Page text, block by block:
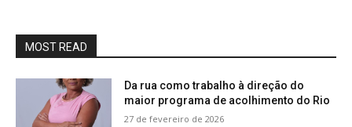
MOST READ
Da rua como trabalho à direção do
maior programa de acolhimento do Rio
27 de fevereiro de 2026